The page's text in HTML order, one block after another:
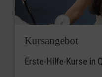
Kursangebot
Erste-Hilfe-Kurse in